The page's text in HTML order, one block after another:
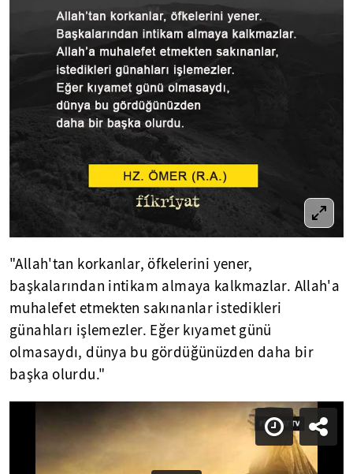
"Allah'tan korkanlar, öfkelerini yener,
başkalarından intikam almaya kalkmazlar. Allah'a
muhalefet etmekten sakınanlar istedikleri
günahları işlemezler. Eğer kıyamet günü
olmasaydı, dünya bu gördüğünüzden daha bir
başka olurdu."